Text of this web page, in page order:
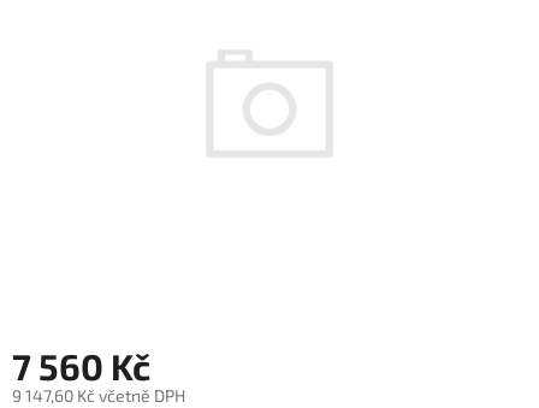
7 560 Kč
9 147,60 Kč včetně DPH